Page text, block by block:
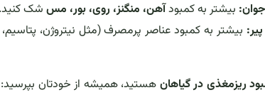
بیشتر به کمبودآهن، منگنز، روی، بور، مسشک کنید.
بیشتر به کمبود عناصر پرمصرف (مثل نیتروژن،
ریزمغذی در گیاهان هستید، همیشه از خودتان